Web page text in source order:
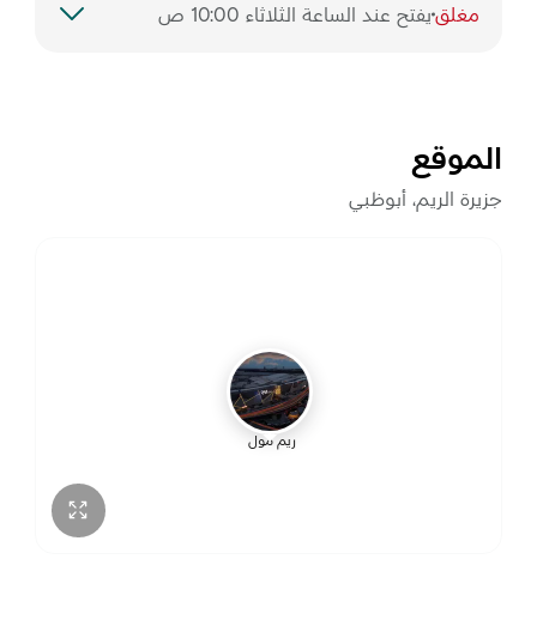
مغلقيفتح عند الساعة الثلاثاء 10:00 ص
الاثنين
الموقع
جزيرة الريم، أبوظبي
ريم مول